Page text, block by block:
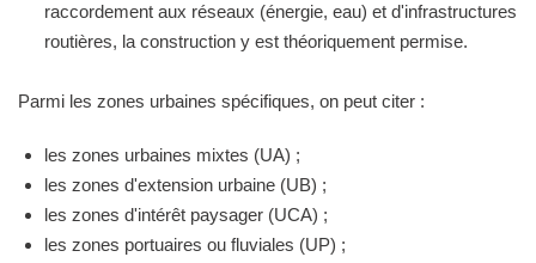
raccordement aux réseaux (énergie, eau) et d'infrastructures
routières, la construction y est théoriquement permise.
Parmi les zones urbaines spécifiques, on peut citer :
les zones urbaines mixtes (UA) ;
les zones d'extension urbaine (UB) ;
les zones d'intérêt paysager (UCA) ;
les zones portuaires ou fluviales (UP) ;